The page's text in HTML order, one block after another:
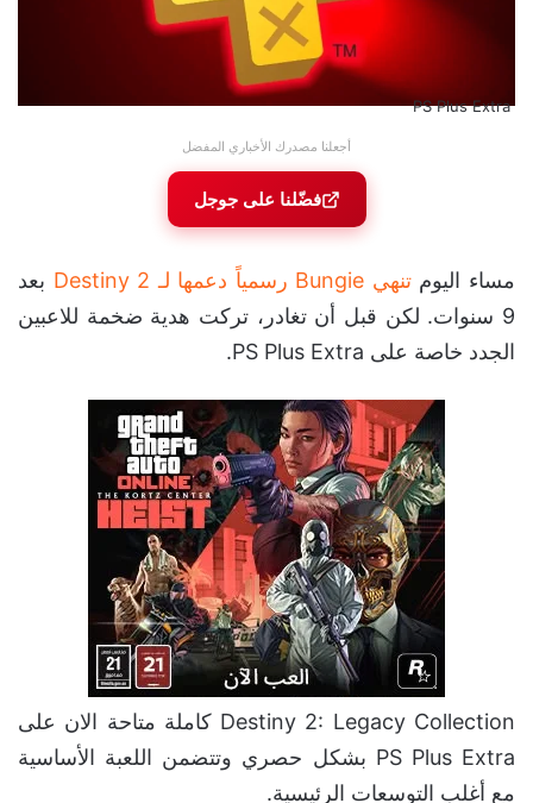
أجعلنا مصدرك الأخباري المفضل
فضّلنا على جوجل
مساء اليومتنهي Bungie رسمياً دعمها لـ Destiny 2
بعد
9 سنوات. لكن قبل أن تغادر، تركت هدية ضخمة للاعبين
الجدد خاصة على PS Plus Extra.
Destiny 2: Legacy Collection كاملة متاحة الان على
PS Plus Extra بشكل حصري وتتضمن اللعبة الأساسية
مع أغلب التوسعات الرئيسية.